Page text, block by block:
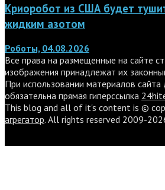
Криоробот из США будет
жидким азотом
Роботы, 04.08.2026
Все права на размещенные на сайте
изображения принадлежат их
При использовании материалов
обязательна прямая гиперссылка
This blog and all of it's content is ©
агрегатор. All rights reserved 2009-